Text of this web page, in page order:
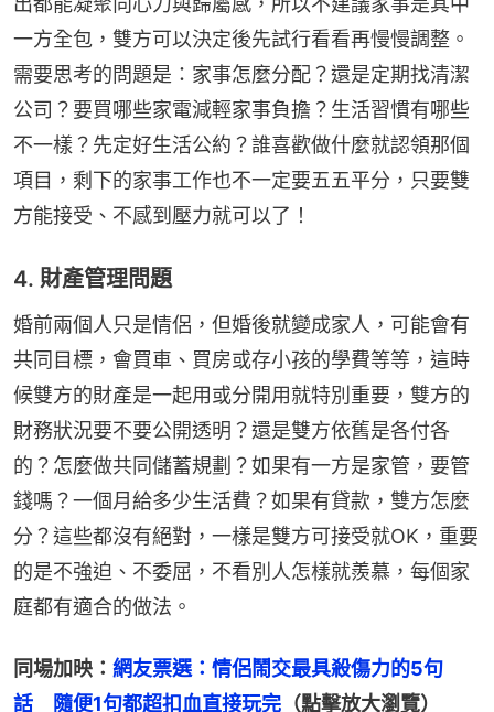
一方全包，雙方可以決定後先試行看看再慢慢調整。
需要思考的問題是：家事怎麼分配？還是定期找清潔
公司？要買哪些家電減輕家事負擔？生活習慣有哪些
不一樣？先定好生活公約？誰喜歡做什麼就認領那個
項目，剩下的家事工作也不一定要五五平分，只要雙
方能接受、不感到壓力就可以了！
4. 財產管理問題
婚前兩個人只是情侶，但婚後就變成家人，可能會有
共同目標，會買車、買房或存小孩的學費等等，這時
候雙方的財產是一起用或分開用就特別重要，雙方的
財務狀況要不要公開透明？還是雙方依舊是各付各
的？怎麼做共同儲蓄規劃？如果有一方是家管，要管
錢嗎？一個月給多少生活費？如果有貸款，雙方怎麼
分？這些都沒有絕對，一樣是雙方可接受就OK，重要
的是不強迫、不委屈，不看別人怎樣就羨慕，每個家
庭都有適合的做法。
同場加映： 網友票選：情侶鬧交最具殺傷力的5句
話　隨便1句都超扣血直接玩完 （點擊放大瀏覽）